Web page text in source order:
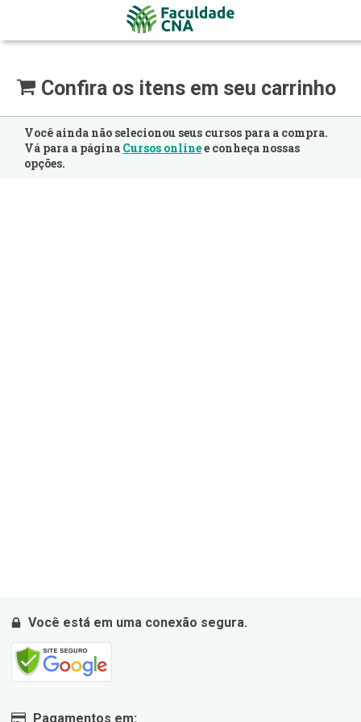
Confira os itens em seu carrinho
Você ainda não selecionou seus cursos para a compra.
Vá para a página Cursos onlinee conheça nossas
opções.
Você está em uma conexão segura.
Pagamentos em: